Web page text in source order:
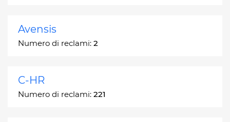
Avensis
Numero di reclami: 2
C-HR
Numero di reclami: 221